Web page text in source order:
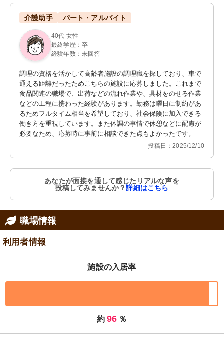
介護助手 パート・アルバイト
40代 女性
最終学歴：卒
経験年数：未回答
調理の資格を活かして高齢者施設の調理職を探しており、車で
通える距離だったためこちらの施設に応募しました。これまで
食品関連の職場で、出荷などの流れ作業や、具材をのせる作業
などの工程に携わった経験があります。勤務は曜日に制約があ
るためフルタイム相当を希望しており、社会保険に加入できる
働き方を重視しています。また体調の事情で休憩などに配慮が
必要なため、応募時に事前に相談できた点もよかったです。
投稿日：2025/12/10
あなたが面接を通して感じたリアルな声を
投稿してみませんか？詳細はこちら
職場情報
利用者情報
施設の入居率
約 96 ％